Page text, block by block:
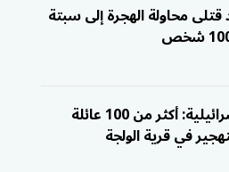
قتلى محاولة الهجرة إلى سبتة
منظمة إسرائيلية: أكثر من 100 عائلة
في قرية الولجة